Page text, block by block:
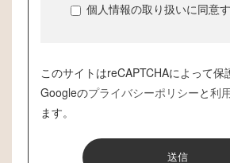
別することができるものをい
正アクセス、紛失、漏えい等
いよう、慎重かつ適切に管理
せやサービスへのお申し込み等
個人情報の取り扱いに同意
このサイトはreCAPTCHAによって保
Googleのプライバシーポリシーと利
ます。